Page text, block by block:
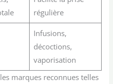
régulière
Infusions,
décoctions,
vaporisation
marques reconnues telles